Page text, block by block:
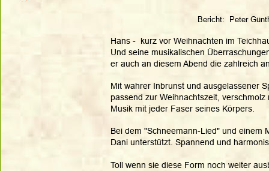
Bericht:  Peter
Hans -  kurz vor Weihnachten im
Und seine musikalischen
er auch an diesem Abend die zahlreich
Mit wahrer Inbrunst und ausgelassener
passend zur Weihnachtszeit,
Musik mit jeder Faser seines Körpers.
Bei dem "Schneemann-Lied" und einem
Dani unterstützt. Spannend und
Toll wenn sie diese Form noch weiter